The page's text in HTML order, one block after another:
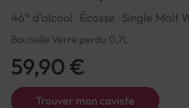
46° d'alcool Écosse Single Malt
Bouteille Verre perdu 0,7L
Trouver mon caviste
59,90 €